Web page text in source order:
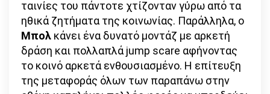
ταινίες του πάντοτε χτίζονταν γύρω από τα
ηθικά ζητήματα της κοινωνίας. Παράλληλα, ο
Μπολ κάνει ένα δυνατό μοντάζ με αρκετή
δράση και πολλαπλά jump scare αφήνοντας
το κοινό αρκετά ενθουσιασμένο. Η επίτευξη
της μεταφοράς όλων των παραπάνω στην